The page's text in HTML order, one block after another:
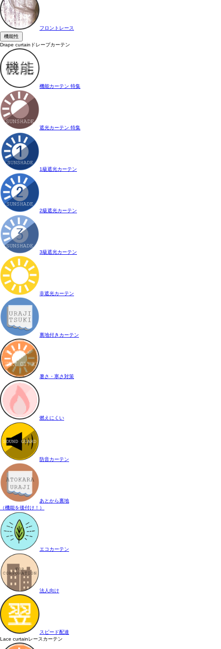
フロントレース
機能性
Drape curtain ドレープカーテン
機能カーテン 特集
遮光カーテン 特集
1級遮光カーテン
2級遮光カーテン
3級遮光カーテン
非遮光カーテン
裏地付きカーテン
暑さ・寒さ対策
燃えにくい
防音カーテン
あとから裏地
（機能を後付け！）
エコカーテン
法人向け
スピード配達
Lace curtainレースカーテン